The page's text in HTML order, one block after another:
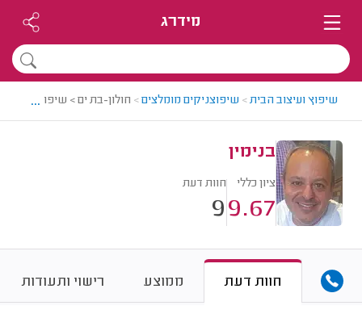
מידרג
שיפוץ ועיצוב הבית> שיפוצניקים מומלצים> חולון-בת ים > שיפוצניק
...
בנימין
ציון כללי
9.67
חוות דעת
9
חוות דעת ממוצע רישוי ותעודות